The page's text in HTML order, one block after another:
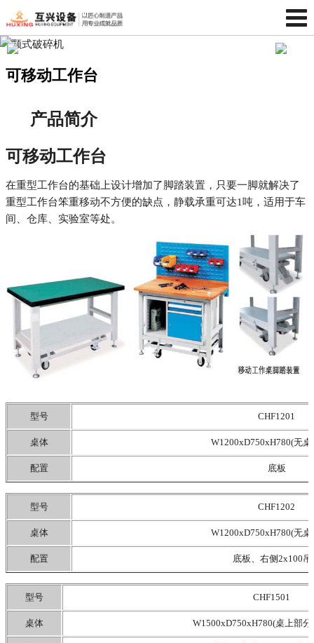
可移动工作台
产品简介
可移动工作台
在重型工作台的基础上设计增加了脚踏装置，只要一脚就解决了
重型工作台笨重移动不方便的缺点，静载承重可达1吨，适用于车
间、仓库、实验室等处。
型号 CHF1201
桌体 W1200xD750xH780(无
配置 底板
型号 CHF1202
桌体 W1200xD750xH780(无
配置 底板、右侧2x100吊
型号 CHF1501
桌体 W1500xD750xH780(桌上部分